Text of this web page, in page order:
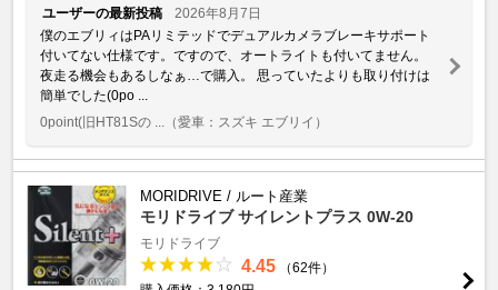
ユーザーの最新投稿
2026年8月7日
僕のエブリィはPAリミテッドでデュアルカメラブレーキサポート
付いてない仕様です。ですので、オートライトも付いてません。
夜走る機会もあるしなぁ…で購入。 思っていたよりも取り付けは
簡単でした(0po ...
0point(旧HT81Sの ...
（愛車：スズキ エブリイ）
MORIDRIVE / ルート産業
モリドライブ サイレントプラス 0W-20
モリドライブ
4.45
（62件）